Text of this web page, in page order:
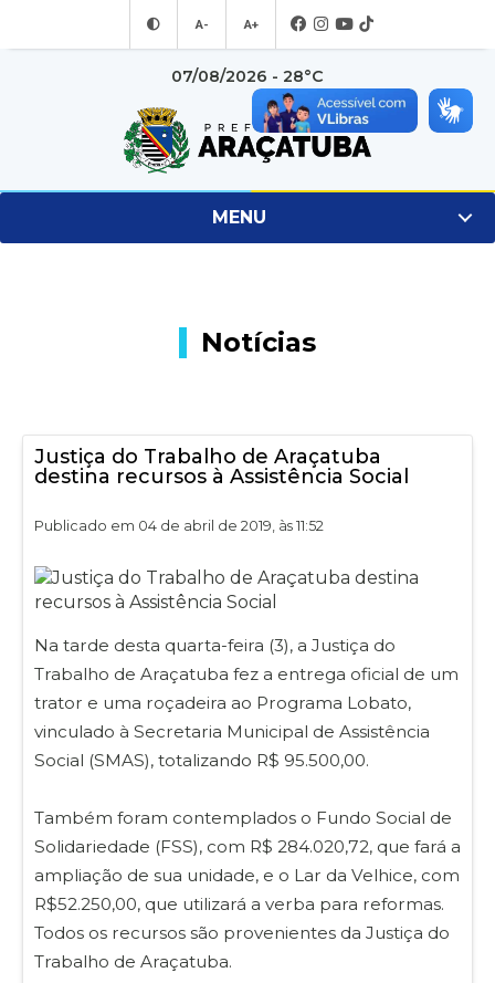
A- A+
07/08/2026 - 28°C
MENU
Notícias
Justiça do Trabalho de Araçatuba
destina recursos à Assistência Social
Publicado em 04 de abril de 2019, às 11:52
Na tarde desta quarta-feira (3), a Justiça do
Trabalho de Araçatuba fez a entrega oficial de um
trator e uma roçadeira ao Programa Lobato,
vinculado à Secretaria Municipal de Assistência
Social (SMAS), totalizando R$ 95.500,00.
Também foram contemplados o Fundo Social de
Solidariedade (FSS), com R$ 284.020,72, que fará a
ampliação de sua unidade, e o Lar da Velhice, com
R$52.250,00, que utilizará a verba para reformas.
Todos os recursos são provenientes da Justiça do
Trabalho de Araçatuba.